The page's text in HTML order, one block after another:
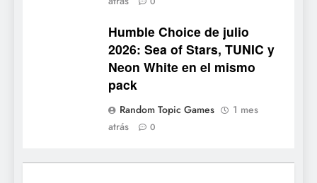
Humble Choice de julio
2026: Sea of Stars, TUNIC y
Neon White en el mismo
pack
Random Topic Games
1 mes
atrás
0
ya tiene fecha: Capcom
lanza demo gratuita y abre
reservas
NOTICIAS DE VIDEOJUEGOS
Moonlighter está gratis en
Steam por tiempo limitado y